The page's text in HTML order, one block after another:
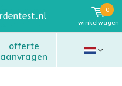
offerte
aanvragen
winkelwagen
0